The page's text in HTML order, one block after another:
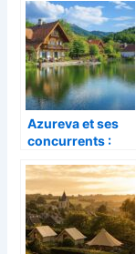
Guadeloupe ?
Guide budgétaire
saisonnier
Azureva et ses
concurrents :
meilleurs villages
vacances en
France en 2026